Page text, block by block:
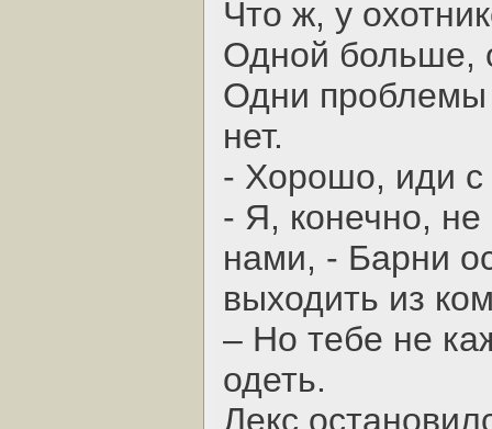
Что ж, у
Одной больше,
Одни проблемы
нет.
- Хорошо, иди с
- Я, конечно,
нами, - Барни
выходить из
– Но тебе не
одеть.
Лекс